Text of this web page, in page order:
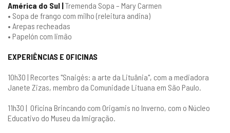
América do Sul |Tremenda Sopa – Mary Carmen
• Sopa de frango com milho (releitura andina)
• Arepas recheadas
• Papelón com limão
EXPERIÊNCIAS E OFICINAS
10h30 | Recortes "Snaigės: a arte da Lituânia", com a mediadora
Janete Zizas, membro da Comunidade Lituana em São Paulo.
11h30 | Oficina Brincando com Origamis no Inverno, com o Núcleo
Educativo do Museu da Imigração.